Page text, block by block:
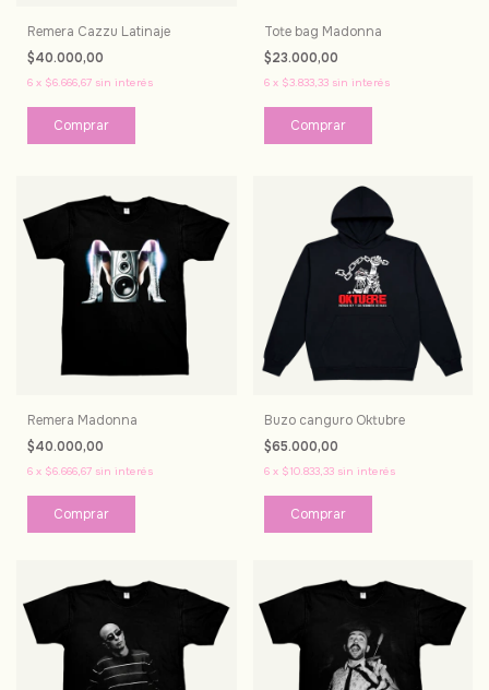
Remera Cazzu Latinaje
$40.000,00
6 x $6.666,67 sin interés
Comprar
Tote bag Madonna
$23.000,00
6 x $3.833,33 sin interés
Remera Madonna
$40.000,00
6 x $6.666,67 sin interés
Comprar
Buzo canguro Oktubre
$65.000,00
6 x $10.833,33 sin interés
Comprar